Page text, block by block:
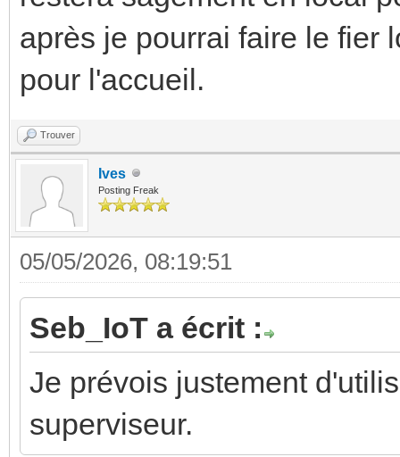
après je pourrai faire le fier
pour l'accueil.
Trouver
Ives
Posting Freak
05/05/2026, 08:19:51
Seb_IoT a écrit :
Je prévois justement
superviseur.